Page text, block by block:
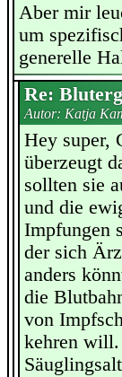
Aber mir
um
generelle
Re:
Autor: Katja
Hey super,
überzeugt
sollten sie
und die
Impfungen
der sich
anders
die
von
kehren